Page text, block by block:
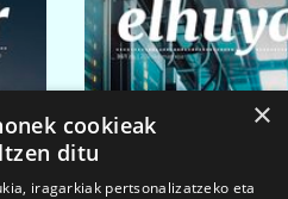
×
cookieak
ditu
iragarkiak pertsonalizatzeko eta